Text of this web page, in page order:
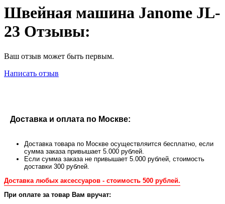
Швейная машина Janome JL-
23 Отзывы:
Ваш отзыв может быть первым.
Написать отзыв
Доставка и оплата по Москве:
Доставка товара по Москве осуществляится бесплатно, если
сумма заказа привышает 5.000 рублей.
Если сумма заказа не привышает 5.000 рублей, стоимость
доставки 300 рублей.
Доставка любых аксессуаров - стоимость 500 рублей.
При оплате за товар Вам вручат: